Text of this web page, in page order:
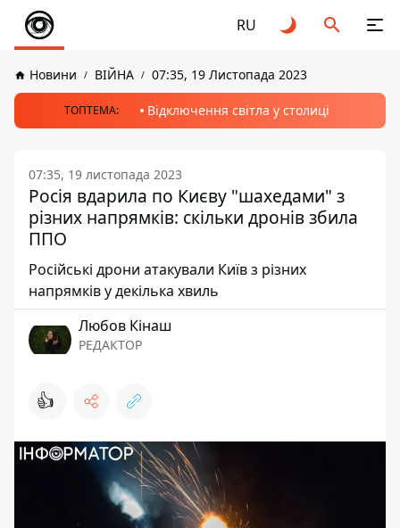
RU
Новини ВІЙНА 07:35, 19 Листопада 2023
ТОПТЕМА: Відключення світла у столиці
07:35, 19 листопада 2023
Росія вдарила по Києву "шахедами" з
різних напрямків: скільки дронів збила
ППО
Російські дрони атакували Київ з різних
напрямків у декілька хвиль
Любов Кінаш
РЕДАКТОР
👍